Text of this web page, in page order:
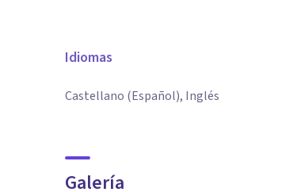
Idiomas
Castellano (Español), Inglés
Galería